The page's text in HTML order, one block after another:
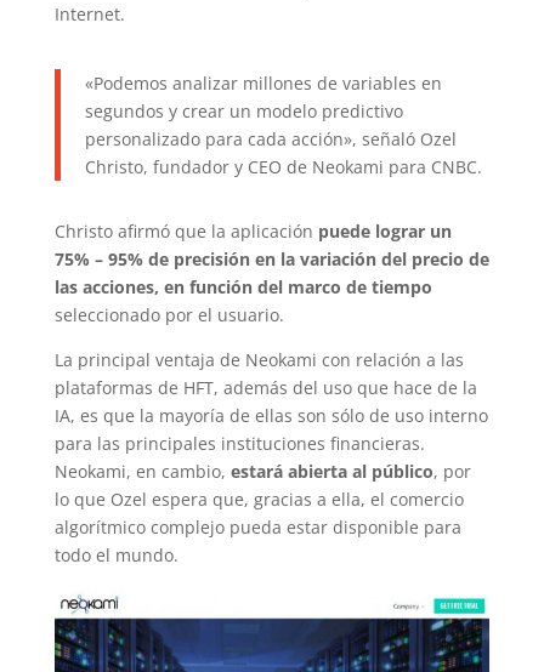
Internet.
«Podemos analizar millones de variables en
segundos y crear un modelo predictivo
personalizado para cada acción», señaló Ozel
Christo, fundador y CEO de Neokami para CNBC.
Christo afirmó que la aplicación puede lograr un
75% – 95% de precisión en la variación del precio de
las acciones, en función del marco de tiempo
seleccionado por el usuario.
La principal ventaja de Neokami con relación a las
plataformas de HFT, además del uso que hace de la
IA, es que la mayoría de ellas son sólo de uso interno
para las principales instituciones financieras.
Neokami, en cambio, estará abierta al público, por
lo que Ozel espera que, gracias a ella, el comercio
algorítmico complejo pueda estar disponible para
todo el mundo.